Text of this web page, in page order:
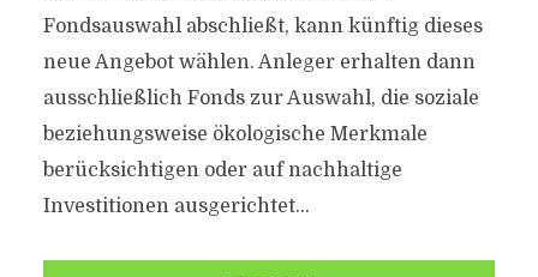
Fondsauswahl abschließt, kann künftig dieses
neue Angebot wählen. Anleger erhalten dann
ausschließlich Fonds zur Auswahl, die soziale
beziehungsweise ökologische Merkmale
berücksichtigen oder auf nachhaltige
Investitionen ausgerichtet...